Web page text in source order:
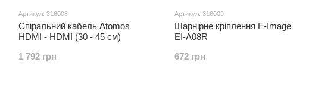
Артикул: 316008
Спіральний кабель Atomos
HDMI - HDMI (30 - 45 см)
1 792 грн
Артикул: 316009
Шарнірне кріплення E-Image
EI-A08R
672 грн